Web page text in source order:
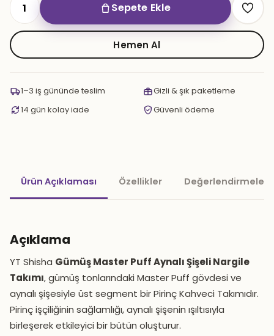
Gümüş
Master
Puff
Aynalı
Nargile
Takımı
Sepete Ekle
Hemen Al
1–3 iş gününde teslim
Gizli & şık paketleme
14 gün kolay iade
Güvenli ödeme
Ürün Açıklaması Özellikler Değerlendirmeler
Açıklama
YT Shisha Gümüş Master Puff Aynalı Şişeli Nargile
Takımı, gümüş tonlarındaki Master Puff gövdesi ve
aynalı şişesiyle üst segment bir Pirinç Kahveci Takımıdır.
Pirinç işçiliğinin sağlamlığı, aynalı şişenin ışıltısıyla
birleşerek etkileyici bir bütün oluşturur.